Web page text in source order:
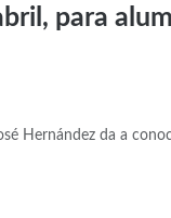
para
Hernández da a